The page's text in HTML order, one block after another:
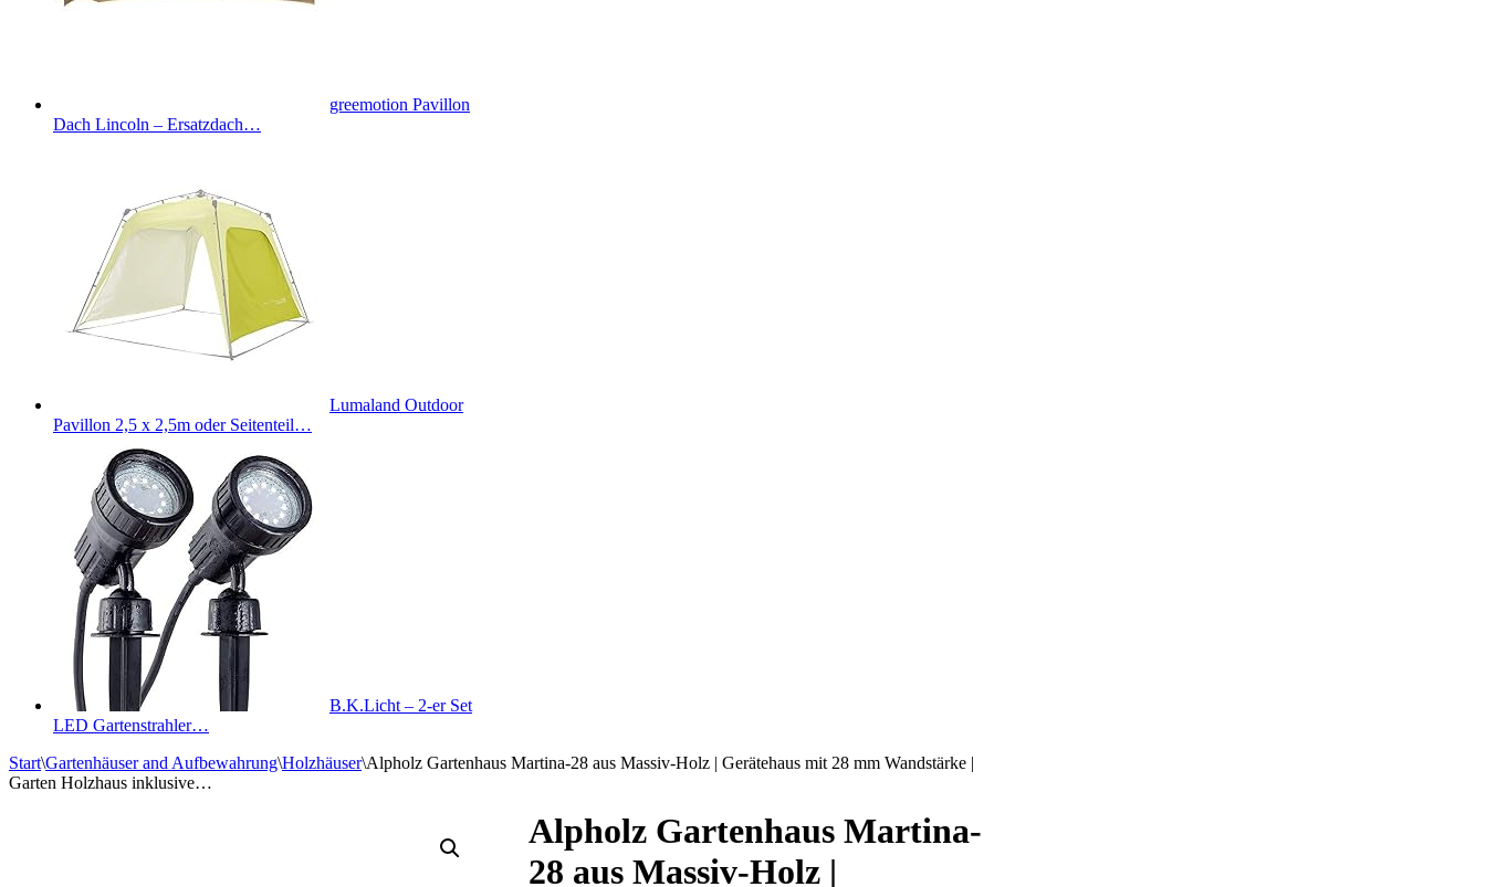
greemotion Pavillon
Dach Lincoln – Ersatzdach…
Lumaland Outdoor
Pavillon 2,5 x 2,5m oder Seitenteil…
B.K.Licht – 2-er Set
LED Gartenstrahler…
Start\Gartenhäuser and Aufbewahrung\Holzhäuser\Alpholz Gartenhaus Martina-28 aus Massiv-Holz | Gerätehaus mit 28 mm Wandstärke |
Garten Holzhaus inklusive…
Alpholz Gartenhaus Martina-
28 aus Massiv-Holz |